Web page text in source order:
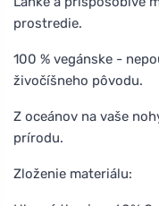
prostredie.
100 % vegánske -
živočíšneho pôvodu.
Z oceánov na vaše
prírodu.
Zloženie materiálu: